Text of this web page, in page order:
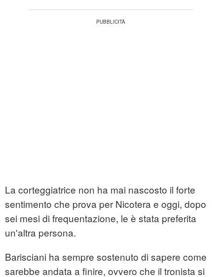
La corteggiatrice non ha mai nascosto il forte
sentimento che prova per Nicotera e oggi, dopo
sei mesi di frequentazione, le è stata preferita
un'altra persona.
Barisciani ha sempre sostenuto di sapere come
sarebbe andata a finire, ovvero che il tronista si